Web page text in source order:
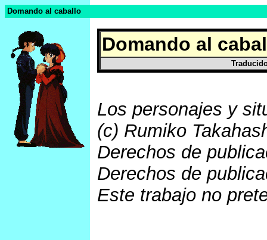
Domando al caballo
Domando al
Los personajes y
(c) Rumiko
Derechos de
Derechos de
Este trabajo no